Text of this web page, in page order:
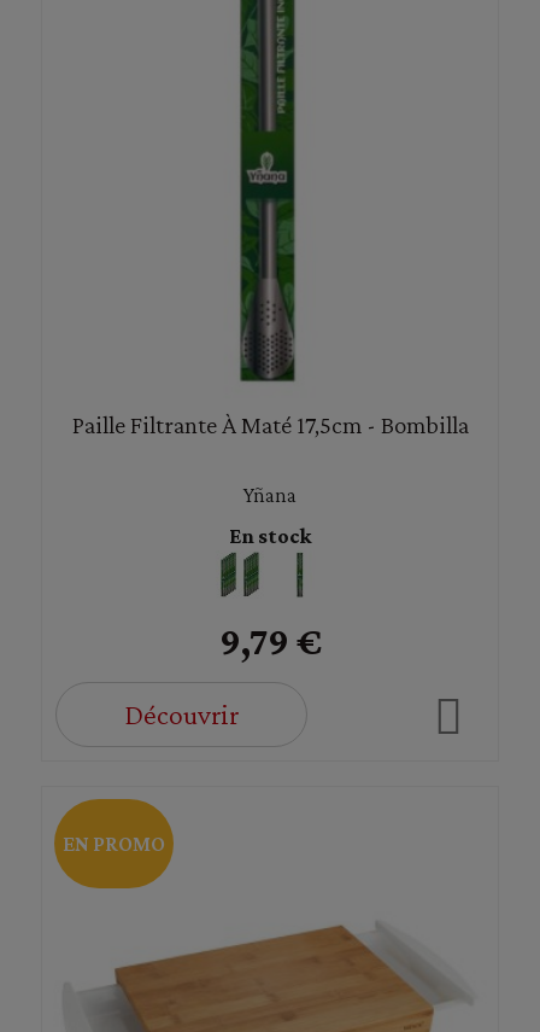
Paille Filtrante À Maté 17,5cm - Bombilla
Yñana
En stock
9,79 €
Découvrir
EN PROMO